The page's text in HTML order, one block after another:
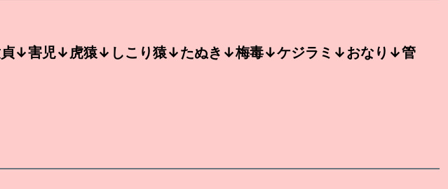
↓害児↓虎猿↓しこり猿↓たぬき↓梅毒↓ケジラミ↓おなり↓管